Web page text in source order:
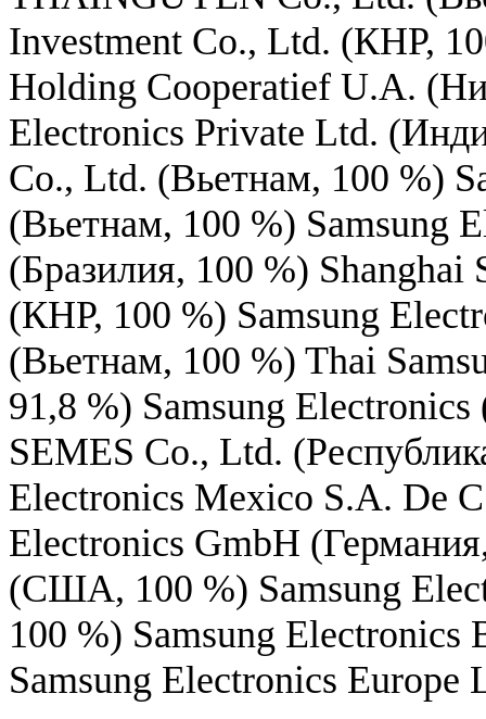
Investment Co., Ltd. (КНР,
Holding Cooperatief U.A.
Electronics Private Ltd.
Co., Ltd. (Вьетнам, 100 %)
(Вьетнам, 100 %) Samsung
(Бразилия, 100 %)
(КНР, 100 %) Samsung
(Вьетнам, 100 %) Thai
91,8 %) Samsung
SEMES Co., Ltd.
Electronics Mexico S.A. De
Electronics GmbH
(США, 100 %) Samsung
100 %) Samsung
Samsung Electronics